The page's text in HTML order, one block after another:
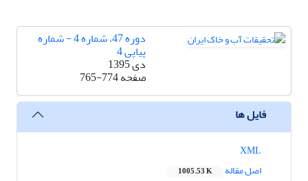
دوره 47، شماره 4 - شماره
پیاپی 4
دی 1395
صفحه765-774
فایل ها
اصل مقاله
1005.53 K